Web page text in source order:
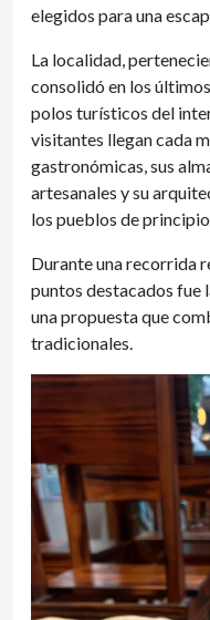
elegidos para una
La localidad,
consolidó en los
polos turísticos del
visitantes llegan cada
gastronómicas, sus
artesanales y su
los pueblos de
Durante una recorrida
puntos destacados fue
una propuesta que
tradicionales.